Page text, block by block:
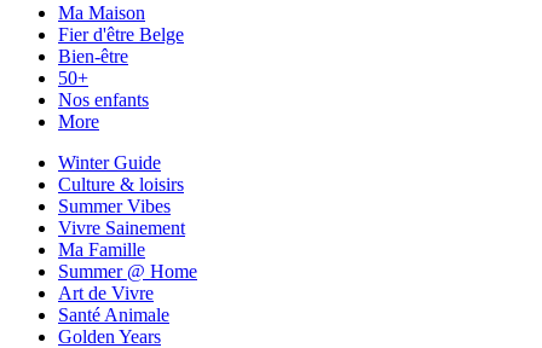
Ma Maison
Fier d'être Belge
Bien-être
50+
Nos enfants
More
Winter Guide
Culture & loisirs
Summer Vibes
Vivre Sainement
Ma Famille
Summer @ Home
Art de Vivre
Santé Animale
Golden Years